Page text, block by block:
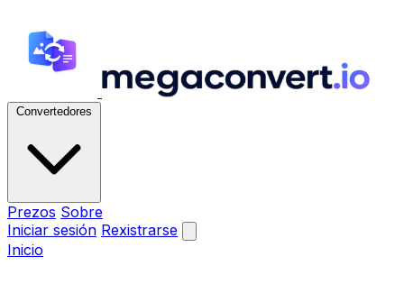
Convertedores
Prezos Sobre
Iniciar sesión Rexistrarse
Inicio